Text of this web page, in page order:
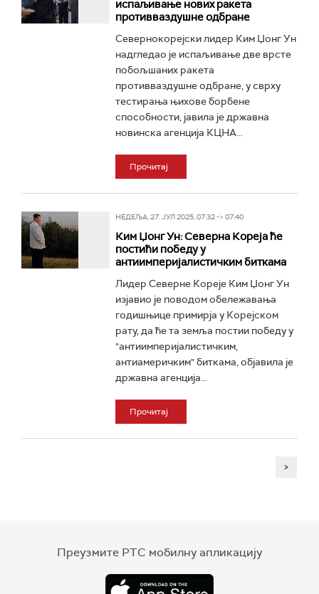
испаљивање нових ракета
противваздушне одбране
Севернокорејски лидер Ким Џонг Ун
надгледао је испаљивање две врсте
побољшаних ракета
противваздушне одбране, у сврху
тестирања њихове борбене
способности, јавила је државна
новинска агенција КЦНА...
Прочитај
НЕДЕЉА, 27. ЈУЛ 2025, 07:32 -> 07:40
Ким Џонг Ун: Северна Кореја ће
постићи победу у
антиимперијалистичким биткама
Лидер Северне Кореје Ким Џонг Ун
изјавио је поводом обележавања
годишњице примирја у Корејском
рату, да ће та земља постии победу у
"антиимперијалистичким,
антиамеричким" биткама, објавила је
државна агенција...
Прочитај
>
Преузмите РТС мобилну апликацију